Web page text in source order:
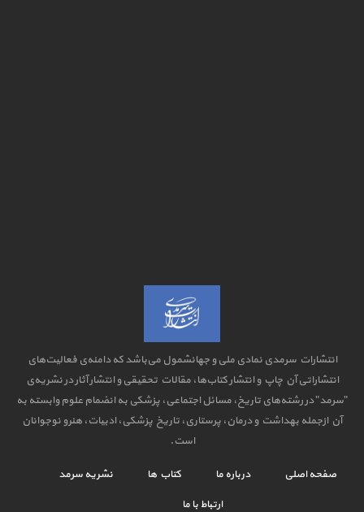
انتشارات سرمدی نمادی ملی و جهانشمول می‌باشد که دامنه‌ی فعالیت‌های
انتشاراتی آن چاپ و انتشار کتاب‌ها، مقالات تحقیقی و انتشار آثار در نشریه‌ی
"سرمد" در رشته‌های تاریخ، مسائل اجتماعی، پزشکی به انضمام علوم وابسته به
آن ازجمله بهداشت و درمان، پرستاری، تاریخ پزشکی، ادبیات، هنرو نوجوانان
است.
صفحه اصلی درباره ما کتاب ها
نشریه سرمد
ارتباط با ما